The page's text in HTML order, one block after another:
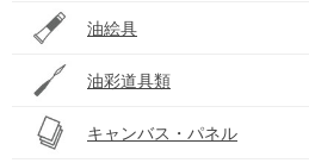
油絵具
油彩道具類
キャンバス・パネル